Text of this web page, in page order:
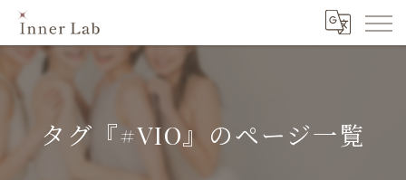
タグ『#VIO』のページ一覧